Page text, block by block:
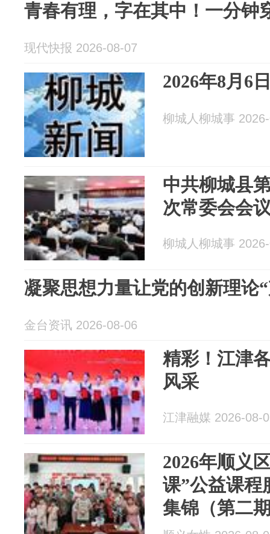
青春有理，字在其中！一分钟
现代快报 2026-08-07
2026年8月6
柳城人柳城事
中共柳城县
次常委会会
柳城人柳城事
凝聚思想力量让党的创新理论
金台资讯 2026-08-06
精彩！江津
风采
江津融媒 2026-08-
2026年顺义
课”公益课程
集锦（第二